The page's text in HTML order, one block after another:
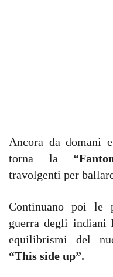
Ancora da domani
torna la
travolgenti per
Continuano poi le
guerra degli indiani
equilibrismi del
“This side up”.